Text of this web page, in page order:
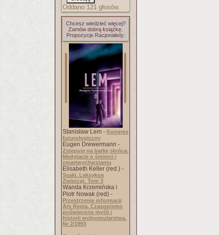
Oddano 121 głosów.
Chcesz wiedzieć więcej?
Zamów dobrą książkę.
Propozycje Racjonalisty:
Stanisław Lem - Kongres
futurologiczny
Eugen Drewermann -
Zstępuję na barkę słońca.
Medytacje o śmierci i
zmartwychwstaniu
Elisabeth Keller (red.) -
Ssaki. Leksykon
Zwierząt. Tom 3
Wanda Krzemińska i
Piotr Nowak (red) -
Przestrzenie informacji
Ars Regia. Czasopismo
poświęcone myśli i
historii wolnomularstwa.
Nr 2/1993